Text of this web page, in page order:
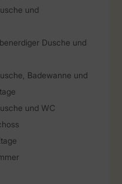
und
Dusche und
Badewanne und
und WC